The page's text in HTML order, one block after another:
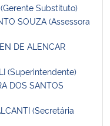
Substituto)
SOUZA (Assessora
DE ALENCAR
(Superintendente)
DOS SANTOS
(Secretária